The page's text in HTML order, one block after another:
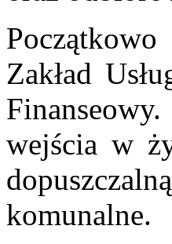
Zakład
wejścia w
komunalne.